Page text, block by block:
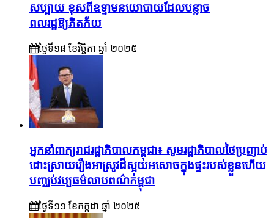
សប្បាយ ខុសពីឧទ្ទាមនយោបាយដែលបន្លាច
ពលរដ្ឋឱ្យភិតភ័យ
ថ្ងៃទី១៨ ខែ​វិច្ឆិកា ឆ្នាំ ២០២៥
អ្នកនាំពាក្យរាជរដ្ឋាភិបាលកម្ពុជា៖ សូមរដ្ឋាភិបាលថៃប្រញាប់
ដោះស្រាយរឿងអាស្រូវដ៏ស្អុយអសោចក្នុងផ្ទះរបស់ខ្លួនហើយ
បញ្ឈប់វប្បធម៌លាបពណ៌កម្ពុជា
ថ្ងៃទី១១ ខែ​កក្កដា ឆ្នាំ ២០២៥